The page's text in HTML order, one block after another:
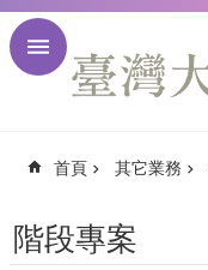
跳到主要內容區塊
回
頁
臺
首頁 其它業務
階段專案